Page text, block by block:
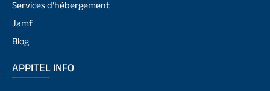
Services d’hébergement
Jamf
Blog
APPITEL INFO